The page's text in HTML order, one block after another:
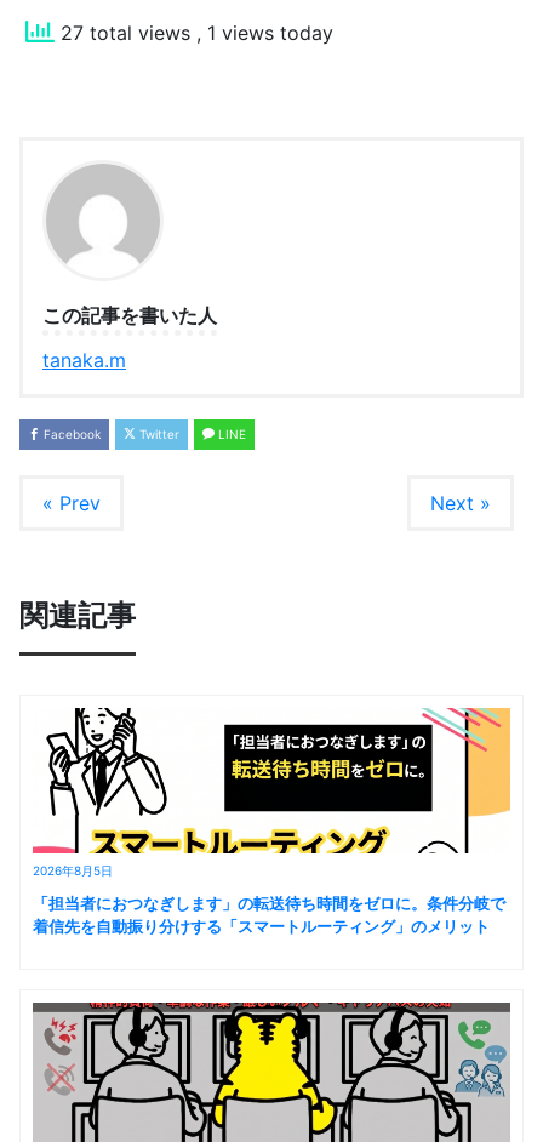
27 total views , 1 views today
この記事を書いた人
tanaka.m
Facebook Twitter LINE
« Prev Next »
関連記事
2026年8月5日
「担当者におつなぎします」の転送待ち時間をゼロに。条件分岐で
着信先を自動振り分けする「スマートルーティング」のメリット